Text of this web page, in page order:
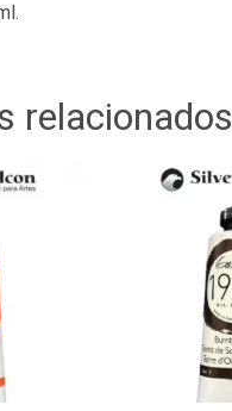
relacionados